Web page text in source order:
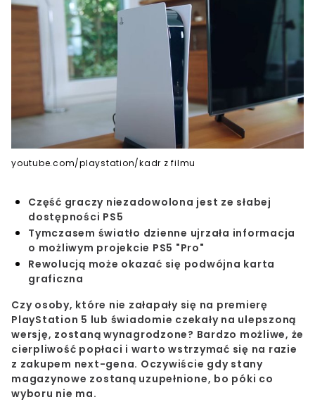
youtube.com/playstation/kadr z filmu
Część graczy niezadowolona jest ze słabej
dostępności PS5
Tymczasem światło dzienne ujrzała informacja
o możliwym projekcie PS5 "Pro"
Rewolucją może okazać się podwójna karta
graficzna
Czy osoby, które nie załapały się na premierę
PlayStation 5 lub świadomie czekały na ulepszoną
wersję, zostaną wynagrodzone? Bardzo możliwe, że
cierpliwość popłaci i warto wstrzymać się na razie
z zakupem next-gena. Oczywiście gdy stany
magazynowe zostaną uzupełnione, bo póki co
wyboru nie ma.